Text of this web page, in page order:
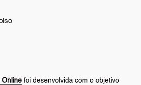
Online foi desenvolvida com o objetivo